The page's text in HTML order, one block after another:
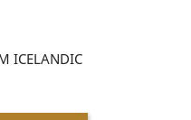
ICELANDIC